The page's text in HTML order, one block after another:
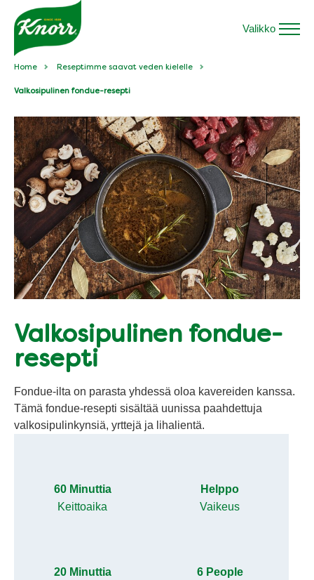
Valikko
Home Reseptimme saavat veden kielelle
Valkosipulinen fondue-resepti
Valkosipulinen fondue-
resepti
Fondue-ilta on parasta yhdessä oloa kavereiden kanssa.
Tämä fondue-resepti sisältää uunissa paahdettuja
valkosipulinkynsiä, yrttejä ja lihalientä.
60 Minuttia
Keittoaika
Helppo
Vaikeus
20 Minuttia
6 People